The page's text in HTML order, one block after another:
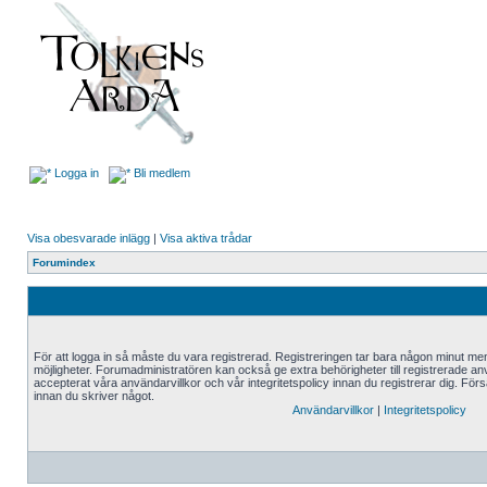
Logga in Bli medlem
Visa obesvarade inlägg | Visa aktiva trådar
Forumindex
För att logga in så måste du vara registrerad. Registreringen tar bara någon minut
möjligheter. Forumadministratören kan också ge extra behörigheter till registrerade
accepterat våra användarvillkor och vår integritetspolicy innan du registrerar dig.
innan du skriver något.
Användarvillkor| Integritetspolicy